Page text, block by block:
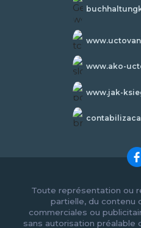
www.ako-
www.jak-
Toute représentation ou
partielle, du contenu
commerciales ou
sans autorisation préalable